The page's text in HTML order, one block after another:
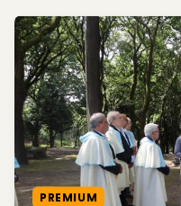
PREMIUM